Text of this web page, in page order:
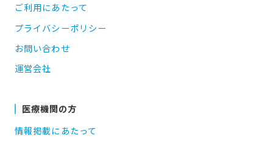
ご利用にあたって
プライバシーポリシー
お問い合わせ
運営会社
医療機関の方
情報掲載にあたって